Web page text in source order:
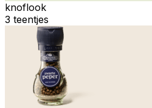
knoflook
3 teentjes